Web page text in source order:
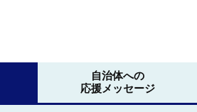
自治体への
応援メッセージ